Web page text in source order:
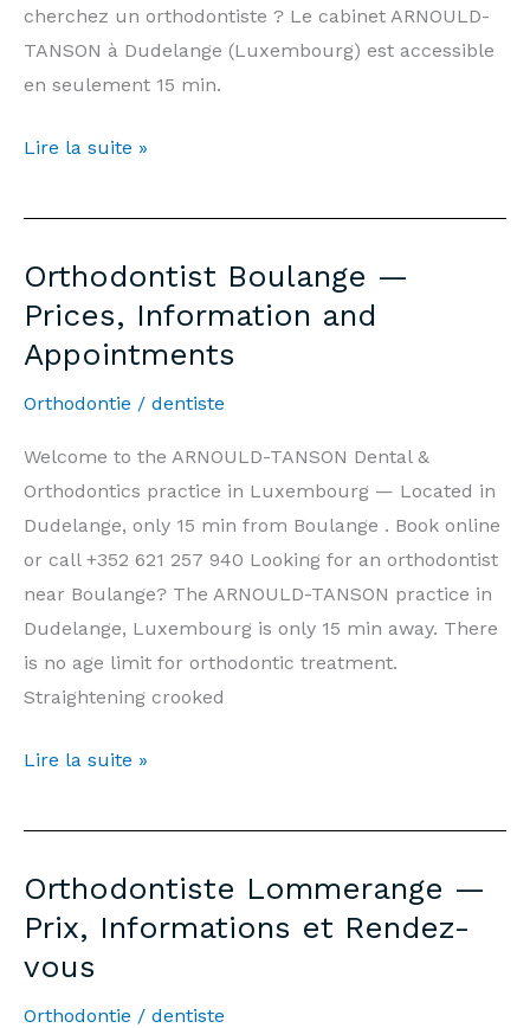
cherchez un orthodontiste ? Le cabinet ARNOULD-
TANSON à Dudelange (Luxembourg) est accessible
en seulement 15 min.
Orthodontiste
—
Informations
et
Rendez-
Lire la suite »
Orthodontist Boulange —
Prices, Information and
Appointments
Orthodontie / dentiste
Welcome to the ARNOULD-TANSON Dental &
Orthodontics practice in Luxembourg — Located in
Dudelange, only 15 min from Boulange . Book online
or call +352 621 257 940 Looking for an orthodontist
near Boulange? The ARNOULD-TANSON practice in
Dudelange, Luxembourg is only 15 min away. There
is no age limit for orthodontic treatment.
Straightening crooked
Orthodontist
—
Information
and
Appointments
Lire la suite »
Orthodontiste Lommerange —
Prix, Informations et Rendez-
vous
Orthodontie / dentiste